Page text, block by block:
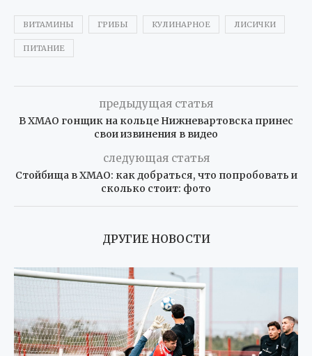
ВИТАМИНЫ ГРИБЫ КУЛИНАРНОЕ ЛИСИЧКИ
ПИТАНИЕ
предыдущая статья
В ХМАО гонщик на кольце Нижневартовска принес
свои извинения в видео
следующая статья
Стойбища в ХМАО: как добраться, что попробовать и
сколько стоит: фото
ДРУГИЕ НОВОСТИ